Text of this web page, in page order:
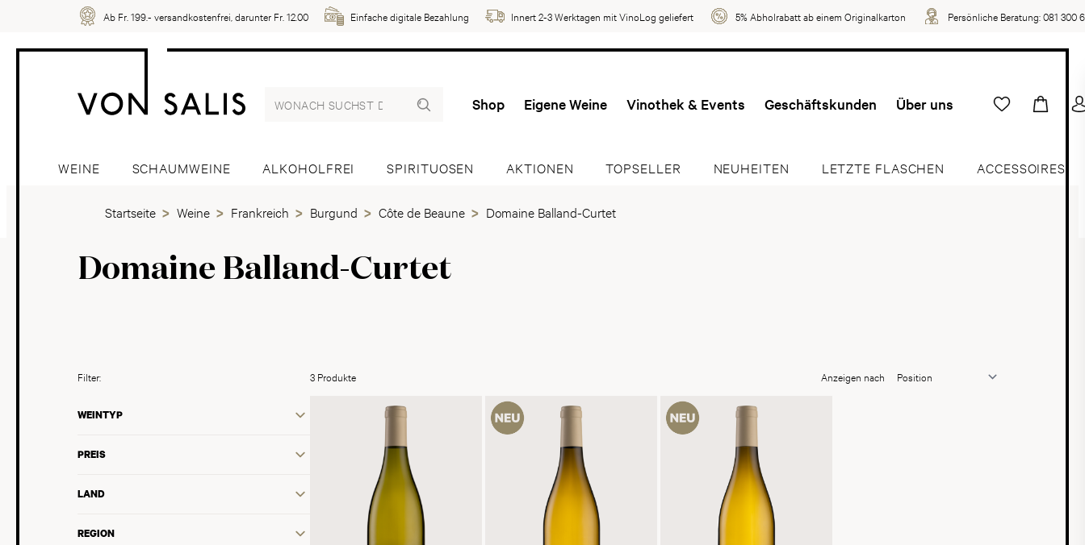
Ab Fr. 199.- versandkostenfrei, darunter Fr. 12.00 Einfache digitale Bezahlung Innert 2-3 Werktagen mit VinoLog geliefert 5% Abholrabatt ab einem Originalkarton Persönliche Beratung:081 300
Shop Eigene Weine Vinothek & Events Geschäftskunden Über uns
WEINE SCHAUMWEINE ALKOHOLFREI SPIRITUOSEN AKTIONEN TOPSELLER NEUHEITEN LETZTE FLASCHEN ACCESSOIRES
Startseite Weine Frankreich Burgund Côte de Beaune Domaine Balland-Curtet
Domaine Balland-Curtet
Filter:
WEINTYP
PREIS
LAND
REGION
3 Produkte Anzeigen nach